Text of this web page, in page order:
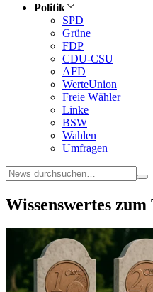
Politik
SPD
Grüne
FDP
CDU-CSU
AFD
WerteUnion
Freie Wähler
Linke
BSW
Wahlen
Umfragen
Wissenswertes zum